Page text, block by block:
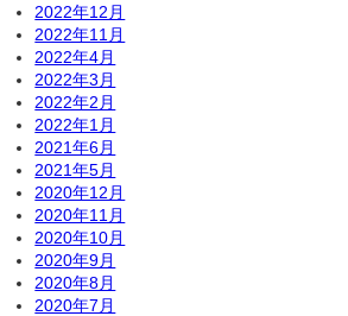
2022年12月
2022年11月
2022年4月
2022年3月
2022年2月
2022年1月
2021年6月
2021年5月
2020年12月
2020年11月
2020年10月
2020年9月
2020年8月
2020年7月